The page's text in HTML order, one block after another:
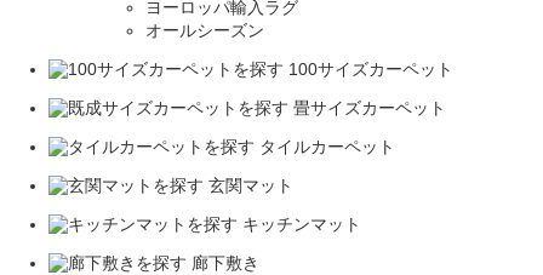
ヨーロッパ輸入ラグ
オールシーズン
100サイズカーペット
畳サイズカーペット
タイルカーペット
玄関マット
キッチンマット
廊下敷き